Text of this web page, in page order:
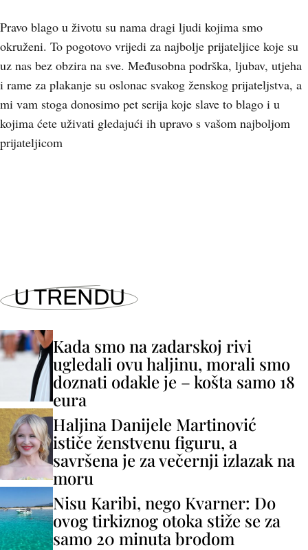
Pravo blago u životu su nama dragi ljudi kojima smo
okruženi. To pogotovo vrijedi za najbolje prijateljice koje su
uz nas bez obzira na sve. Međusobna podrška, ljubav, utjeha
i rame za plakanje su oslonac svakog ženskog prijateljstva, a
mi vam stoga donosimo pet serija koje slave to blago i u
kojima ćete uživati gledajući ih upravo s vašom najboljom
prijateljicom
U TRENDU
Kada smo na zadarskoj rivi
ugledali ovu haljinu, morali smo
doznati odakle je – košta samo 18
eura
Haljina Danijele Martinović
ističe ženstvenu figuru, a
savršena je za večernji izlazak na
moru
Nisu Karibi, nego Kvarner: Do
ovog tirkiznog otoka stiže se za
samo 20 minuta brodom